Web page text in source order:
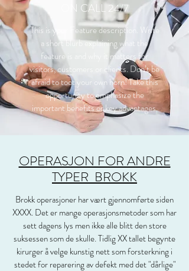
ON CALL 24/7
This is your Feature description. Write
a short blurb explaining what the
feature is and why it matters for
visitors, customers or clients. Don’t be
afraid to toot your own horn! Take this
opportunity to emphasize the
important benefits or key advantages.
OPERASJON FOR ANDRE
TYPER BROKK
Brokk operasjoner har vært gjennomførte siden
XXXX. Det er mange operasjonsmetoder som har
sett dagens lys men ikke alle blitt den store
suksessen som de skulle. Tidlig XX tallet begynte
kirurger å velge kunstig nett som forsterkning i
stedet for reparering av defekt med det "dårlige"